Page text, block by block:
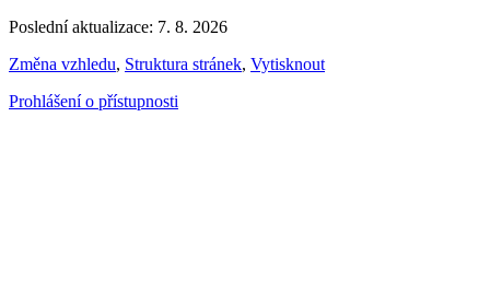
Poslední aktualizace: 7. 8. 2026
Změna vzhledu, Struktura stránek, Vytisknout
Prohlášení o přístupnosti